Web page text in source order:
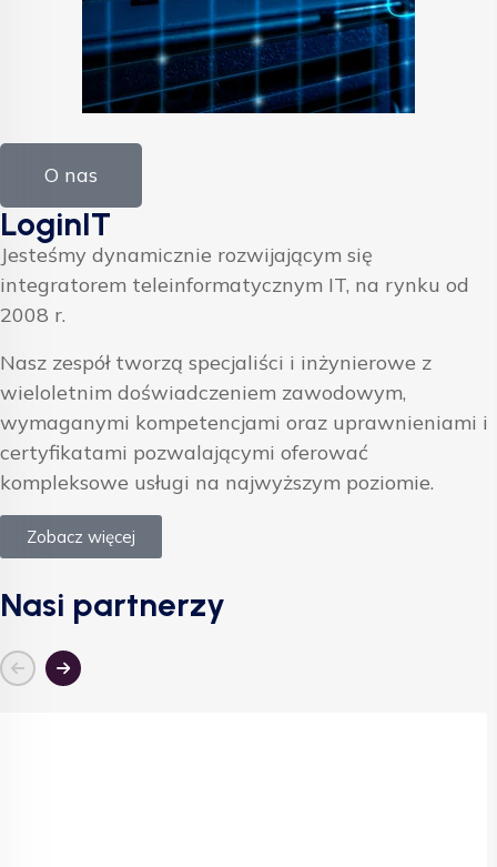
O nas
LoginIT
Jesteśmy dynamicznie rozwijającym się
integratorem teleinformatycznym IT, na rynku od
2008 r.
Nasz zespół tworzą specjaliści i inżynierowe z
wieloletnim doświadczeniem zawodowym,
wymaganymi kompetencjami oraz uprawnieniami i
certyfikatami pozwalającymi oferować
kompleksowe usługi na najwyższym poziomie.
Zobacz więcej
Nasi partnerzy